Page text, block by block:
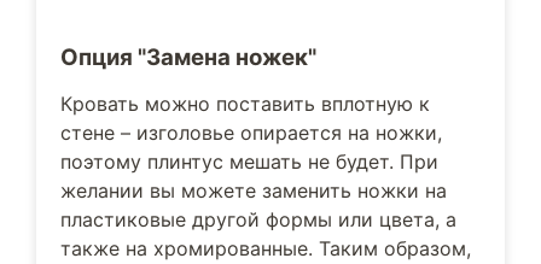
Опция "Замена ножек"
Кровать можно поставить вплотную к
стене – изголовье опирается на ножки,
поэтому плинтус мешать не будет. При
желании вы можете заменить ножки на
пластиковые другой формы или цвета, а
также на хромированные. Таким образом,